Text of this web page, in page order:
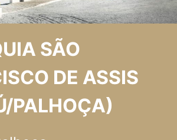
SÃO
DE ASSIS
PALHOÇA)